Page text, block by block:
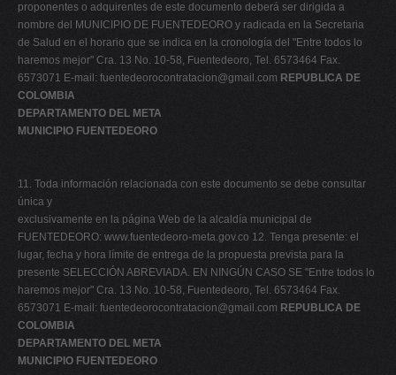
proponentes o adquirentes de este documento deberá ser dirigida a
nombre del MUNICIPIO DE FUENTEDEORO y radicada en la Secretaria
de Salud en el horario que se indica en la cronología del "Entre todos lo
haremos mejor" Cra. 13 No. 10-58, Fuentedeoro, Tel. 6573464 Fax.
6573071 E-mail: fuentedeorocontratacion@gmail.com REPUBLICA DE
COLOMBIA
DEPARTAMENTO DEL META
MUNICIPIO FUENTEDEORO
11. Toda información relacionada con este documento se debe consultar
única y
exclusivamente en la página Web de la alcaldía municipal de
FUENTEDEORO: www.fuentedeoro-meta.gov.co 12. Tenga presente: el
lugar, fecha y hora límite de entrega de la propuesta prevista para la
presente SELECCIÓN ABREVIADA. EN NINGÚN CASO SE "Entre todos lo
haremos mejor" Cra. 13 No. 10-58, Fuentedeoro, Tel. 6573464 Fax.
6573071 E-mail: fuentedeorocontratacion@gmail.com REPUBLICA DE
COLOMBIA
DEPARTAMENTO DEL META
MUNICIPIO FUENTEDEORO